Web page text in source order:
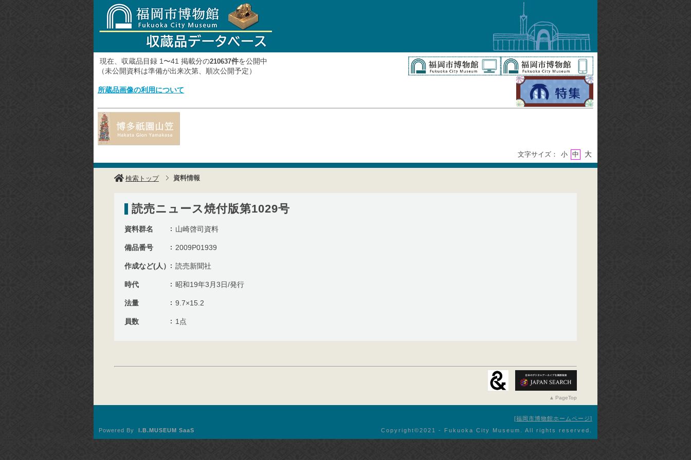
現在、収蔵品目録 1〜41 掲載分の210637件を公開中
（未公開資料は準備が出来次第、順次公開予定）
所蔵品画像の利用について
文字サイズ： 小 中 大
検索トップ 資料情報
読売ニュース焼付版第1029号
資料群名 山崎啓司資料
備品番号 2009P01939
作成など(人） 読売新聞社
時代 昭和19年3月3日/発行
法量 9.7×15.2
員数 1点
PageTop
福岡市博物館ホームページ
Copyright©︎2021 - Fukuoka City Museum. All rights reserved.
Powered By I.B.MUSEUM SaaS